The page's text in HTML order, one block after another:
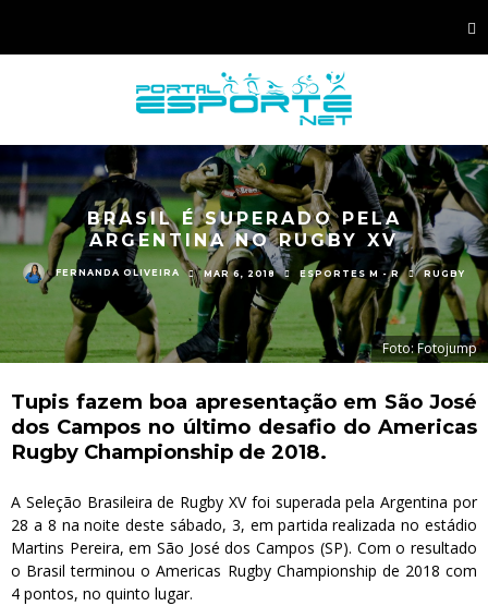
BRASIL É SUPERADO PELA
ARGENTINA NO RUGBY XV
FERNANDA OLIVEIRA MAR 6, 2018 ESPORTES M - R RUGBY
Foto: Fotojump
Tupis fazem boa apresentação em São José
dos Campos no último desafio do Americas
Rugby Championship de 2018.
A Seleção Brasileira de Rugby XV foi superada pela Argentina por
28 a 8 na noite deste sábado, 3, em partida realizada no estádio
Martins Pereira, em São José dos Campos (SP). Com o resultado
o Brasil terminou o Americas Rugby Championship de 2018 com
4 pontos, no quinto lugar.